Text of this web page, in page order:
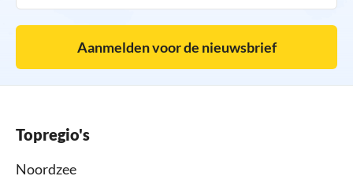
Aanmelden voor de nieuwsbrief
Topregio's
Noordzee